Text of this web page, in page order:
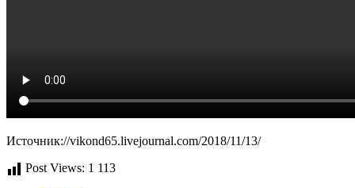
Источник://vikond65.livejournal.com/2018/11/13/
Post Views: 1 113